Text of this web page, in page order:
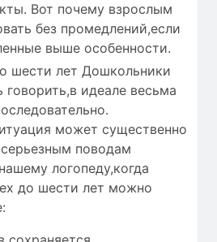
Вот почему взрослым
без промедлений,если
выше особенности.
шести лет Дошкольники
идеале весьма
может существенно
поводам
логопеду,когда
до шести лет можно